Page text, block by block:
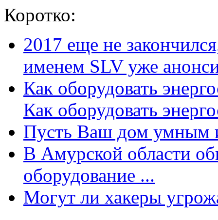
Коротко:
2017 еще не
именем SLV уже
Как оборудовать
Как оборудовать
Пусть Ваш дом умным
В Амурской области
оборудование ...
Могут ли хакеры